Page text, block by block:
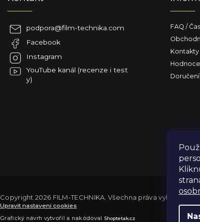
Výdejní sklad Praha: PO–PÁ 8:00–16:00. Při objednání a
podpora@film-technika.com
Facebook
Instagram
YouTube kanál (recenze i test
y)
FAQ /
Kontakty
Doručení
Copyright 2026 FILM-TECHNIKA . Všechna práva vyhrazena.
Upravit nastavení cookies
Grafický návrh vytvořil a nakódoval Shoptetak.cz